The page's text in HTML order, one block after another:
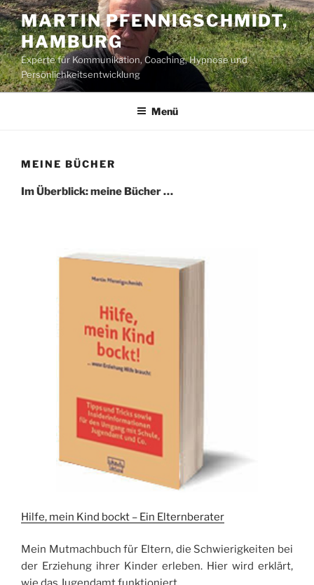
Zum
Inhalt
springen
MARTIN PFENNIGSCHMIDT,
HAMBURG
Experte für Kommunikation, Coaching, Hypnose und
Persönlichkeitsentwicklung
Menü
MEINE BÜCHER
Im Überblick: meine Bücher …
Hilfe, mein Kind bockt – Ein Elternberater
Mein Mutmachbuch für Eltern, die Schwierigkeiten bei
der Erziehung ihrer Kinder erleben. Hier wird erklärt,